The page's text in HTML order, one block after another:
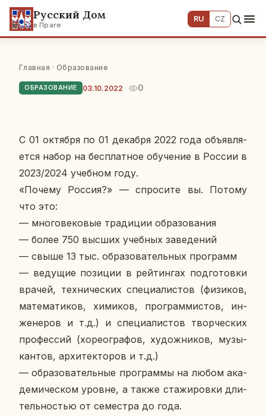
Русский Дом
в Праге
RU CZ
Главная · Образование
ОБРАЗОВАНИЕ 03.10.2022 0
C 01 ок­тяб­ря по 01 де­каб­ря 2022 года объ­яв­ля­
ет­ся набор на бес­плат­ное обу­че­ние в России в
2023/2024 учеб­ном году.
«Почему Россия?» — спро­си­те вы. Потому
что это:
— мно­го­ве­ко­вые тра­ди­ции об­ра­зо­ва­ния
— более 750 высших учеб­ных за­ве­де­ний
— свыше 13 тыс. об­ра­зо­ва­тель­ных про­грамм
— ве­ду­щие по­зи­ции в рей­тин­гах под­го­тов­ки
врачей, тех­ни­че­ских спе­ци­а­ли­стов (фи­зи­ков,
ма­те­ма­ти­ков, хи­ми­ков, про­грам­ми­стов, ин­
же­не­ров и т.д.) и спе­ци­а­ли­стов твор­че­ских
про­фес­сий (хо­рео­гра­фов, ху­дож­ни­ков, му­зы­
кан­тов, ар­хи­тек­то­ров и т.д.)
— об­ра­зо­ва­тель­ные про­грам­мы на любом ака­
де­ми­че­ском уровне, а также ста­жи­ров­ки дли­
тель­но­стью от се­мест­ра до года.